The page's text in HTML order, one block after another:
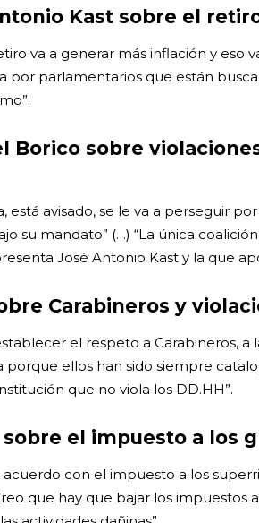
Kast sobre el
va a generar más inflación y eso
por parlamentarios que están
Borico sobre
está avisado, se le va a perseguir
su mandato” (…) “La única
José Antonio Kast y la que
Carabineros y
el respeto a Carabineros, a
porque ellos han sido siempre
que no viola los DD.HH”.
sobre el impuesto a los
acuerdo con el impuesto a los
que hay que bajar los impuestos